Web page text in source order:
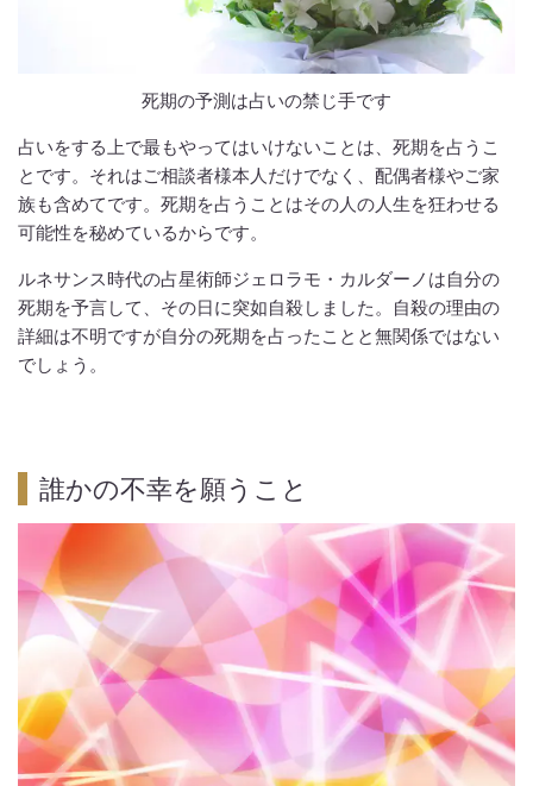
死期の予測は占いの禁じ手です
占いをする上で最もやってはいけないことは、死期を占うこ
とです。それはご相談者様本人だけでなく、配偶者様やご家
族も含めてです。死期を占うことはその人の人生を狂わせる
可能性を秘めているからです。
ルネサンス時代の占星術師ジェロラモ・カルダーノは自分の
死期を予言して、その日に突如自殺しました。自殺の理由の
詳細は不明ですが自分の死期を占ったことと無関係ではない
でしょう。
誰かの不幸を願うこと